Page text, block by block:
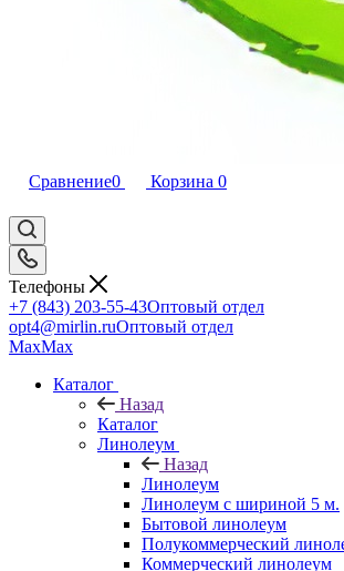
Сравнение0 Корзина 0
Телефоны
+7 (843) 203-55-43Оптовый отдел
opt4@mirlin.ruОптовый отдел
MaxMax
Каталог
Назад
Каталог
Линолеум
Назад
Линолеум
Линолеум с шириной 5 м.
Бытовой линолеум
Полукоммерческий
Коммерческий линолеум